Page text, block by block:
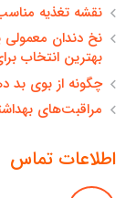
نقشه تغذیه
نخ دندان معمولی
بهترین انتخاب
چگونه از بوی بد
مراقبت‌های
اطلاعات تماس